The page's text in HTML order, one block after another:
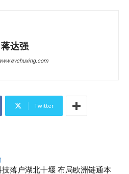
蒋达强
Twitter
技落户湖北十堰 布局欧洲链通本